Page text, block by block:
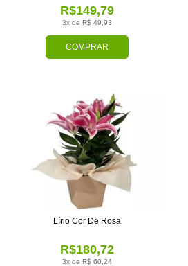
COMPRAR
3x de R$ 49,93
R$149,79
3x de R$ 60,24
R$180,72
Lírio Cor De Rosa